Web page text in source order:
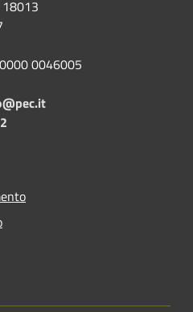
18013
0046005